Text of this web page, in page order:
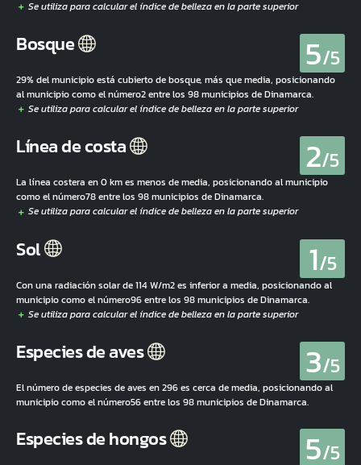
Bosque 5/5
29% del municipio está cubierto de bosque, más que media, posicionando
al municipio como el número2 entre los 98 municipios de Dinamarca.
Línea de costa 2/5
La línea costera en 0 km es menos de media, posicionando al municipio
como el número78 entre los 98 municipios de Dinamarca.
Sol 1/5
Con una radiación solar de 114 W/m2 es inferior a media, posicionando al
municipio como el número96 entre los 98 municipios de Dinamarca.
Especies de aves 3/5
El número de especies de aves en 296 es cerca de media, posicionando al
municipio como el número56 entre los 98 municipios de Dinamarca.
Especies de hongos 5/5